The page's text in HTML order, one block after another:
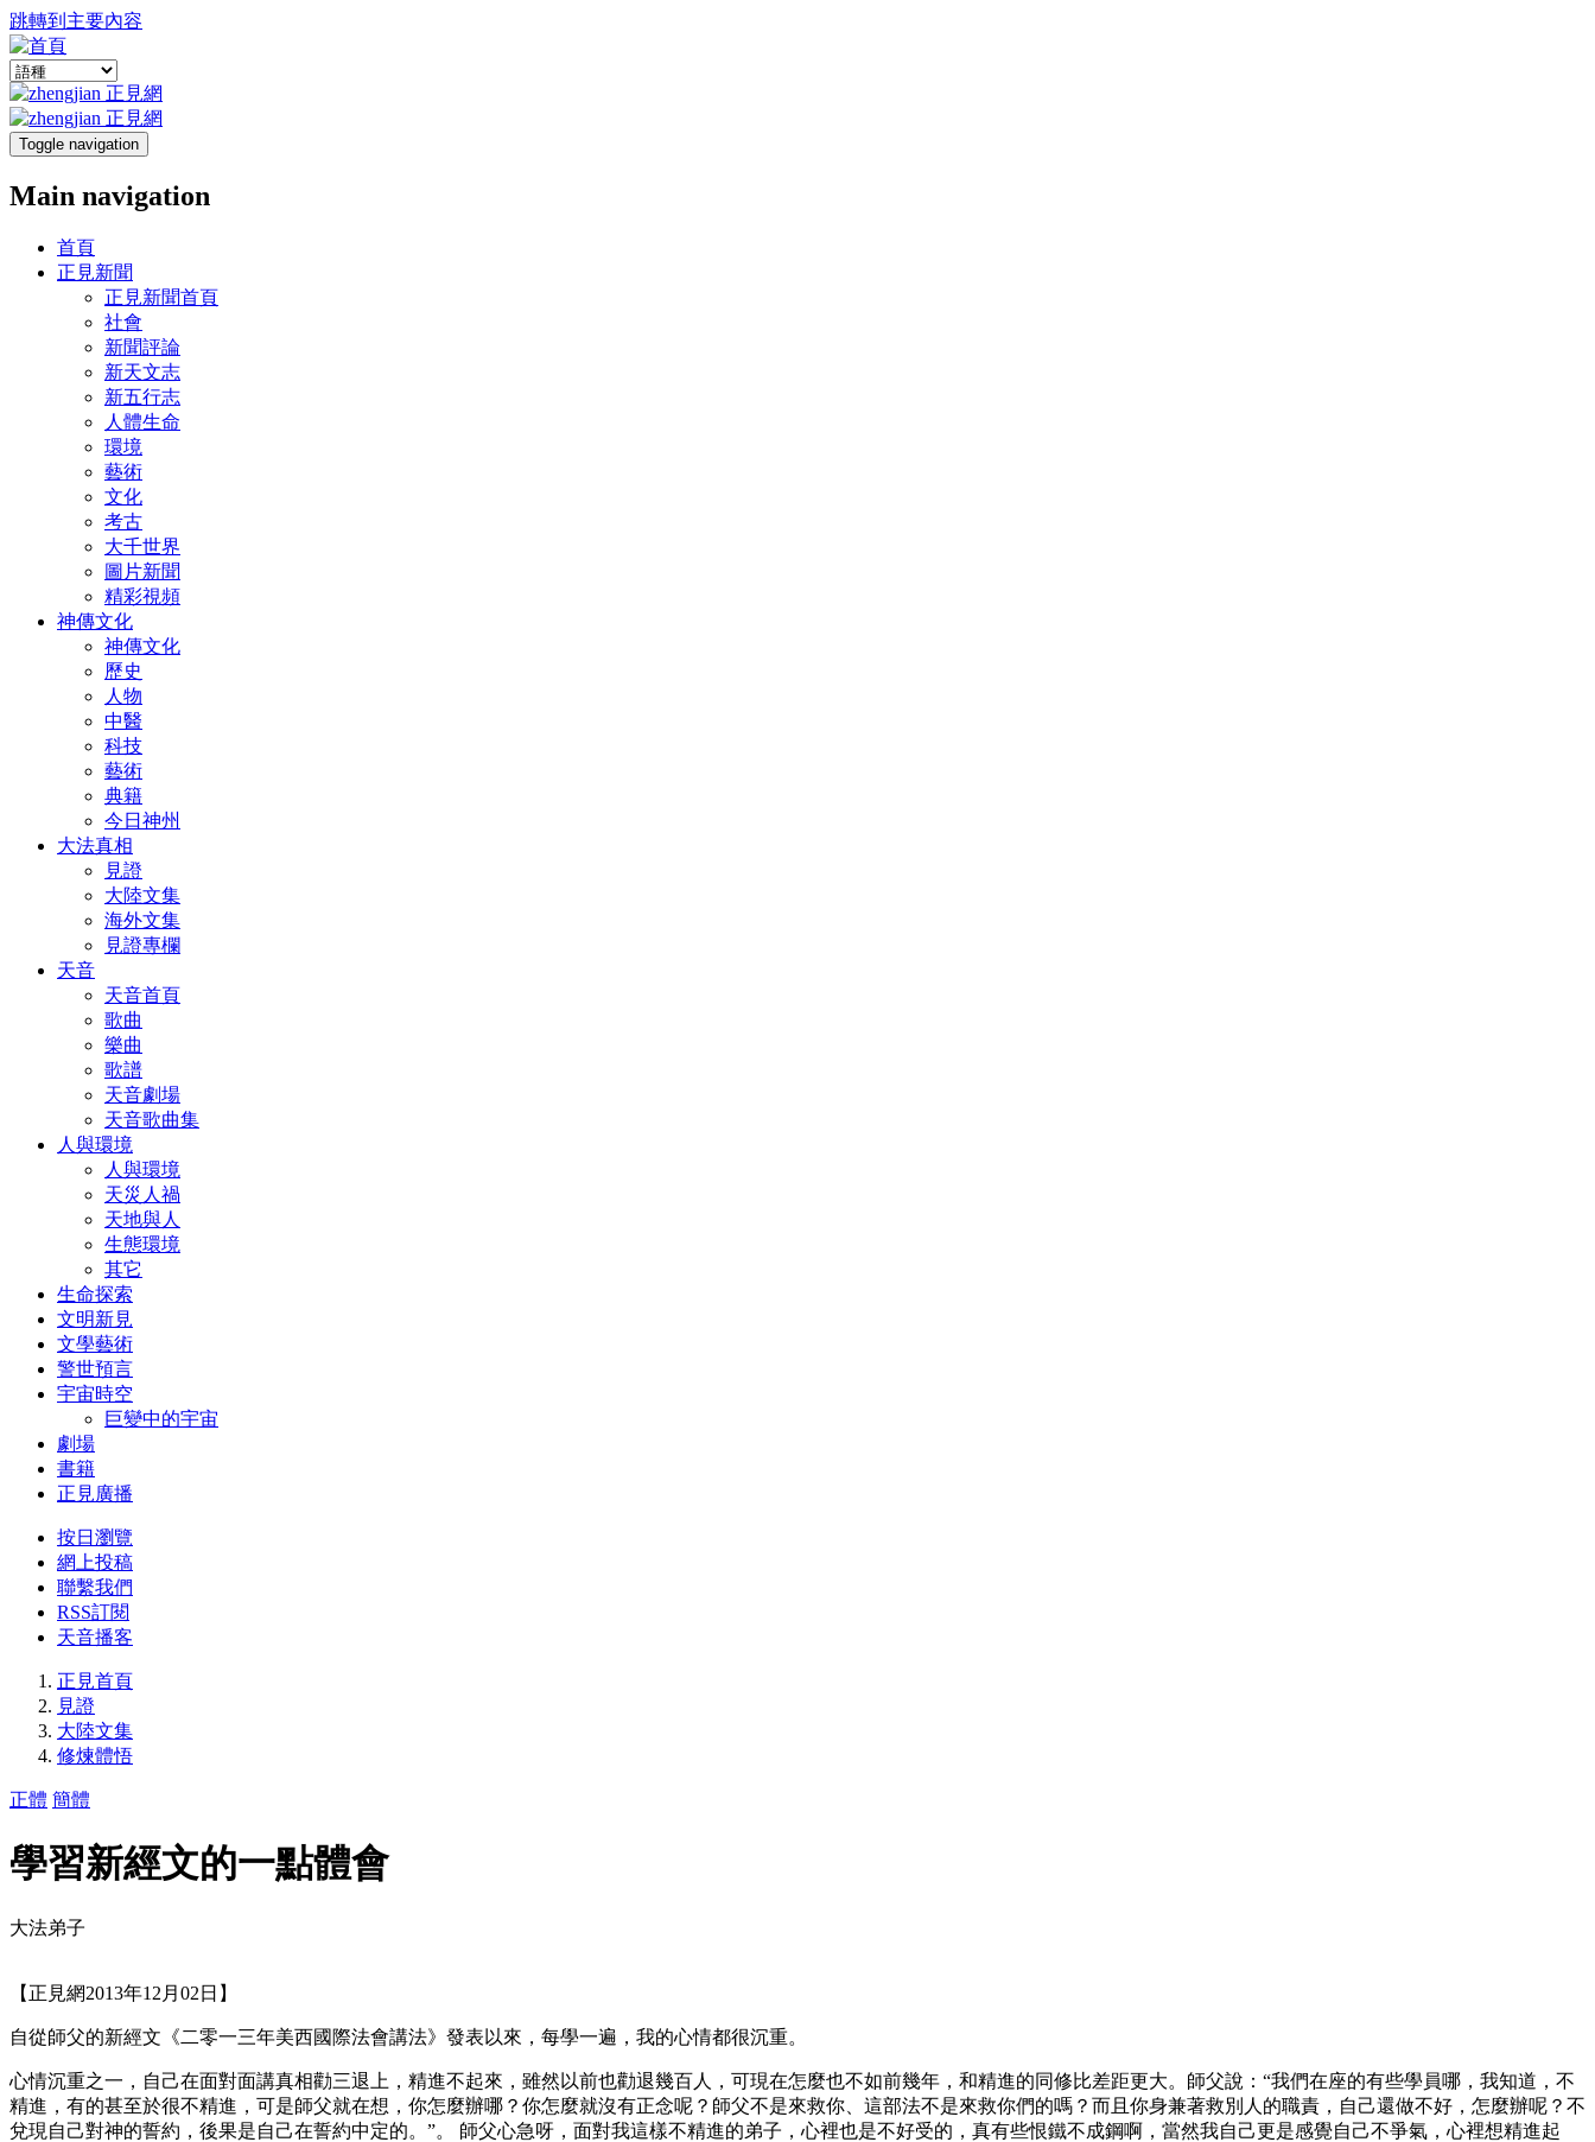
跳轉到主要內容
Toggle navigation
Main navigation
首頁
正見新聞
正見新聞首頁
社會
新聞評論
新天文志
新五行志
人體生命
環境
藝術
文化
考古
大千世界
圖片新聞
精彩視頻
神傳文化
神傳文化
歷史
人物
中醫
科技
藝術
典籍
今日神州
大法真相
見證
大陸文集
海外文集
見證專欄
天音
天音首頁
歌曲
樂曲
歌譜
天音劇場
天音歌曲集
人與環境
人與環境
天災人禍
天地與人
生態環境
其它
生命探索
文明新見
文學藝術
警世預言
宇宙時空
巨變中的宇宙
劇場
書籍
正見廣播
按日瀏覽
網上投稿
聯繫我們
RSS訂閱
天音播客
正見首頁
見證
大陸文集
修煉體悟
正體 簡體
學習新經文的一點體會
大法弟子
【正見網2013年12月02日】
自從師父的新經文《二零一三年美西國際法會講法》發表以來，每學一遍，我的心情都很沉重。
心情沉重之一，自己在面對面講真相勸三退上，精進不起來，雖然以前也勸退幾百人，可現在怎麼也不如前幾年，和精進的同修比差距更大。師父說：“我們在座的有些學員哪，我知道，不
精進，有的甚至於很不精進，可是師父就在想，你怎麼辦哪？你怎麼就沒有正念呢？師父不是來救你、這部法不是來救你們的嗎？而且你身兼著救別人的職責，自己還做不好，怎麼辦呢？不
兌現自己對神的誓約，後果是自己在誓約中定的。”。 師父心急呀，面對我這樣不精進的弟子，心裡也是不好受的，真有些恨鐵不成鋼啊，當然我自己更是感覺自己不爭氣，心裡想精進起